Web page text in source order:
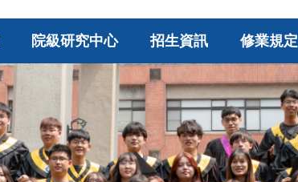
院級研究中心 招生資訊 修業規定